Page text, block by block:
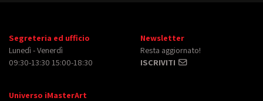
Segreteria ed ufficio
Lunedì - Venerdì
09:30-13:30 15:00-18:30
Newsletter
Resta aggiornato!
ISCRIVITI
Universo iMasterArt